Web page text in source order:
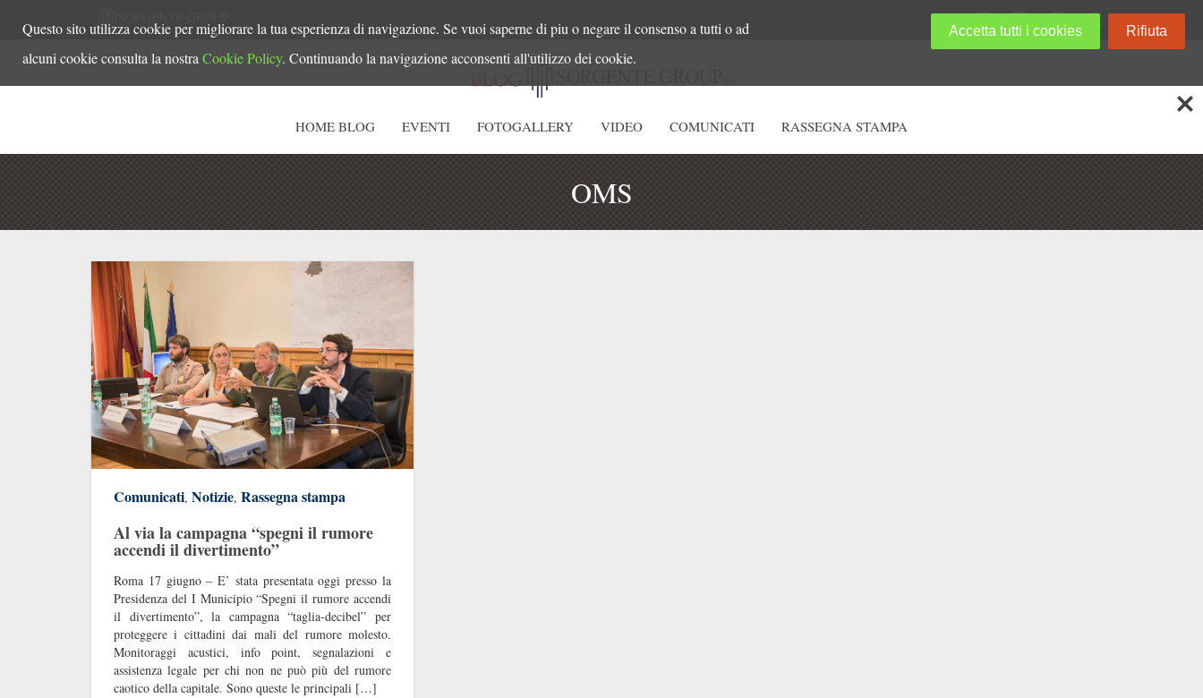
HOME BLOG EVENTI FOTOGALLERY VIDEO COMUNICATI RASSEGNA STAMPA
OMS
Comunicati, Notizie, Rassegna stampa
Al via la campagna “spegni il rumore
accendi il divertimento”
Roma 17 giugno – E’ stata presentata oggi presso la
Presidenza del I Municipio “Spegni il rumore accendi
il divertimento”, la campagna “taglia-decibel” per
proteggere i cittadini dai mali del rumore molesto.
Monitoraggi acustici, info point, segnalazioni e
assistenza legale per chi non ne può più del rumore
caotico della capitale. Sono queste le principali […]
Questo sito utilizza cookie per migliorare la tua esperienza di navigazione. Se vuoi saperne di piu o negare il consenso a tutti o ad
alcuni cookie consulta la nostra Cookie Policy. Continuando la navigazione acconsenti all'utilizzo dei cookie.
Accetta tutti i cookies Rifiuta